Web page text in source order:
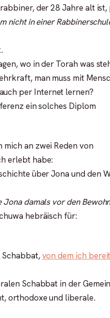
der 28 Jahre alt
nicht in einer
wo in der Torah was
man muss mit
per Internet lernen?
ein solches Diplom
an zwei Reden von
erlebt habe:
über Jona und den
Jona damals vor den
hebräisch für:
Schabbat,von dem ich
Schabbat in der
orthodoxe und liberale.